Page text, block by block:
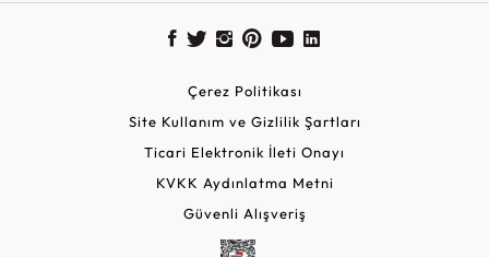
Çerez Politikası
Site Kullanım ve Gizlilik Şartları
Ticari Elektronik İleti Onayı
KVKK Aydınlatma Metni
Güvenli Alışveriş